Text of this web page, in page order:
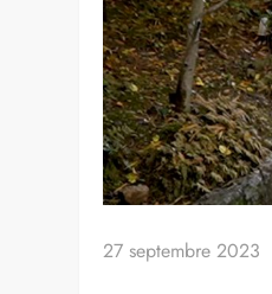
Accueil » Lieux à visiter